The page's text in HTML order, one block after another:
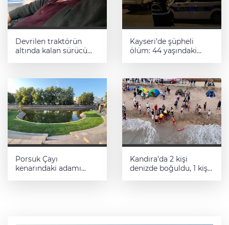
Devrilen traktörün
altında kalan sürücü
Kayseri’de şüpheli
ölüm: 44 yaşındaki
Porsuk Çayı
kenarındaki adamı
Kandıra’da 2 kişi
denizde boğuldu, 1 kişi